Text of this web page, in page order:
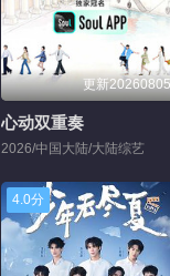
更新20260805
心动双重奏
2026/中国大陆/大陆综艺
4.0分